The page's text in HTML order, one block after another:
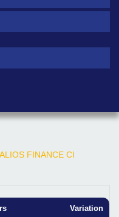
FINANCE CI
Variation